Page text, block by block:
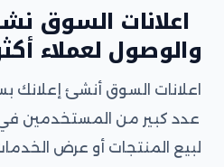
اعلانات السوق
والوصول لعملاء
اعلانات السوق أنشئ إعلانك
عدد كبير من المستخدمين
لبيع المنتجات أو عرض